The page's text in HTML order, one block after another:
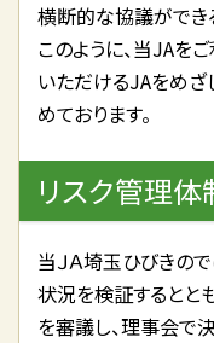
横断的な協議ができ
このように、当JAを
いただけるJAをめ
めております。
リスク管理体
当ＪＡ埼玉ひびきの
状況を検証するとと
を審議し、理事会で